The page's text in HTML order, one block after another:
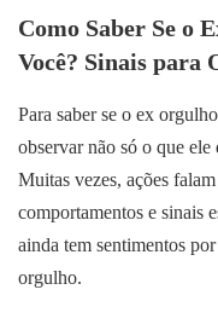
Como Saber Se o
Você? Sinais para
Para saber se o ex
observar não só o que
Muitas vezes, ações
comportamentos e sinais
ainda tem sentimentos
orgulho.